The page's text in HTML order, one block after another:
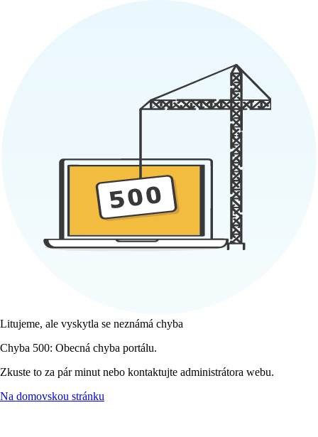
Litujeme, ale vyskytla se neznámá chyba
Chyba 500: Obecná chyba portálu.
Zkuste to za pár minut nebo kontaktujte administrátora webu.
Na domovskou stránku